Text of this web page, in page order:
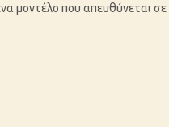
μοντέλο που απευθύνεται σε